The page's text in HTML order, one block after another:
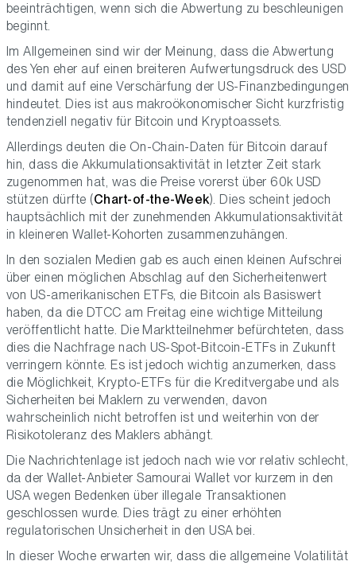
beeinträchtigen, wenn sich die Abwertung zu beschleunigen
beginnt.
Im Allgemeinen sind wir der Meinung, dass die Abwertung
des Yen eher auf einen breiteren Aufwertungsdruck des USD
und damit auf eine Verschärfung der US-Finanzbedingungen
hindeutet. Dies ist aus makroökonomischer Sicht kurzfristig
tendenziell negativ für Bitcoin und Kryptoassets.
Allerdings deuten die On-Chain-Daten für Bitcoin darauf
hin, dass die Akkumulationsaktivität in letzter Zeit stark
zugenommen hat, was die Preise vorerst über 60k USD
stützen dürfte (Chart-of-the-Week). Dies scheint jedoch
hauptsächlich mit der zunehmenden Akkumulationsaktivität
in kleineren Wallet-Kohorten zusammenzuhängen.
In den sozialen Medien gab es auch einen kleinen Aufschrei
über einen möglichen Abschlag auf den Sicherheitenwert
von US-amerikanischen ETFs, die Bitcoin als Basiswert
haben, da die DTCC am Freitag eine wichtige Mitteilung
veröffentlicht hatte. Die Marktteilnehmer befürchteten, dass
dies die Nachfrage nach US-Spot-Bitcoin-ETFs in Zukunft
verringern könnte. Es ist jedoch wichtig anzumerken, dass
die Möglichkeit, Krypto-ETFs für die Kreditvergabe und als
Sicherheiten bei Maklern zu verwenden, davon
wahrscheinlich nicht betroffen ist und weiterhin von der
Risikotoleranz des Maklers abhängt.
Die Nachrichtenlage ist jedoch nach wie vor relativ schlecht,
da der Wallet-Anbieter Samourai Wallet vor kurzem in den
USA wegen Bedenken über illegale Transaktionen
geschlossen wurde. Dies trägt zu einer erhöhten
regulatorischen Unsicherheit in den USA bei.
In dieser Woche erwarten wir, dass die allgemeine Volatilität